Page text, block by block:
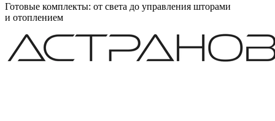
Готовые комплекты: от света до управления шторами
и отоплением